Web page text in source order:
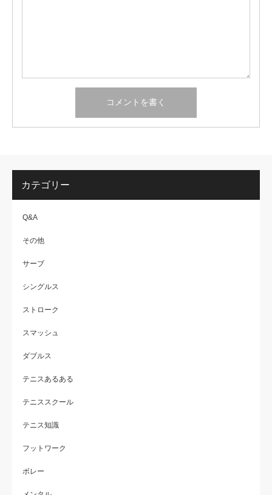
カテゴリー
Q&A
その他
サーブ
シングルス
ストローク
スマッシュ
ダブルス
テニスあるある
テニススクール
テニス知識
フットワーク
ボレー